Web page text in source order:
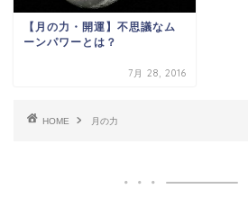
【月の力・開運】不思議なム
ーンパワーとは？
7月 28, 2016
HOME 月の力